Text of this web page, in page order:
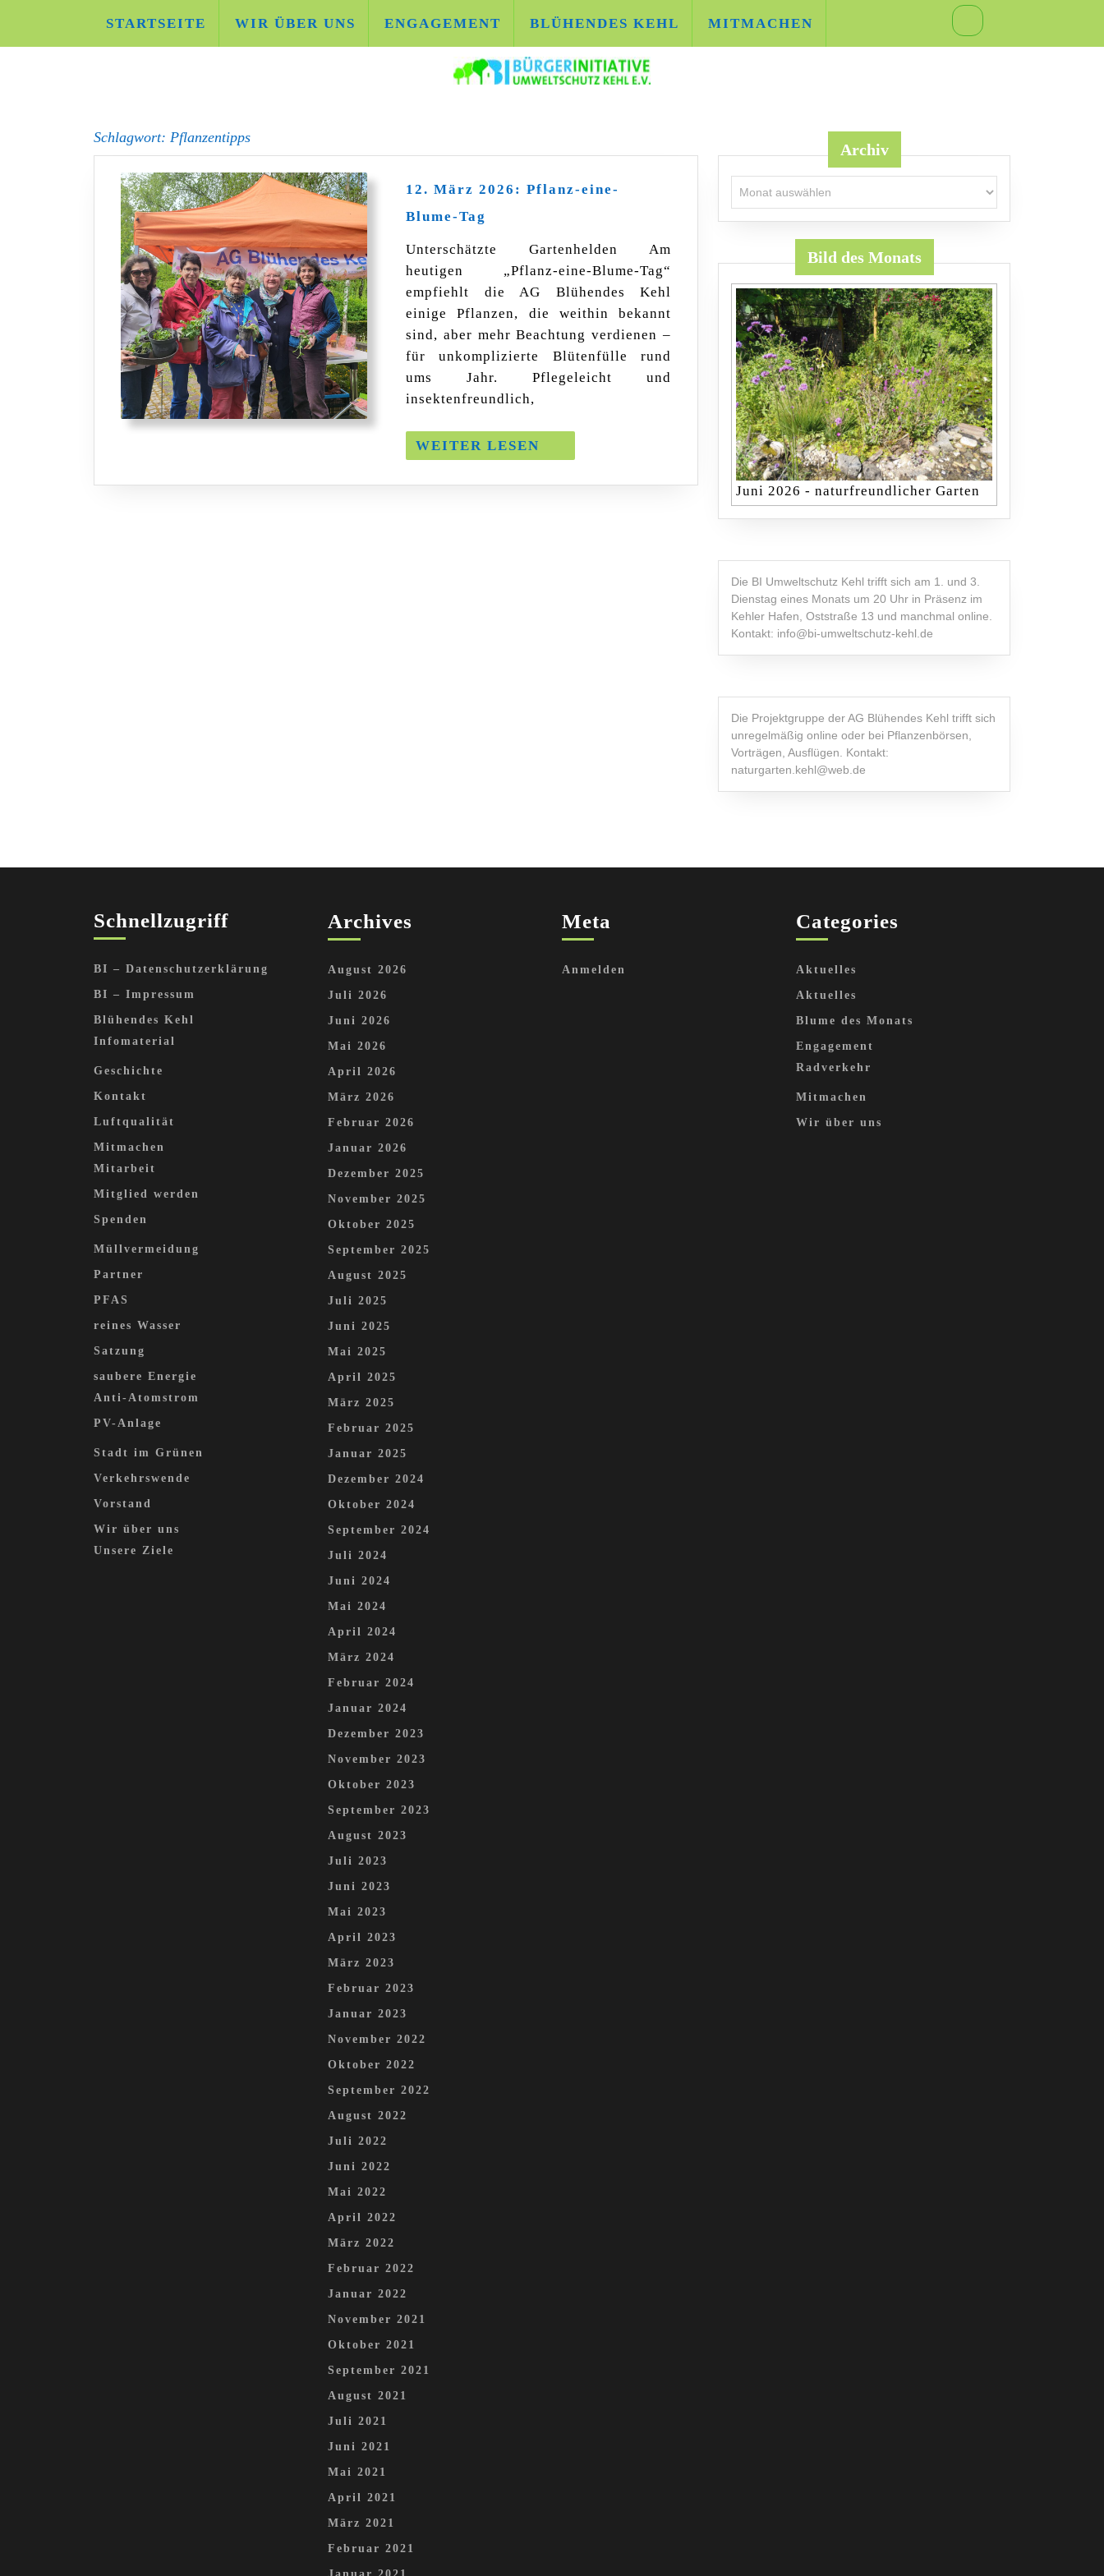
content
STARTSEITE WIR ÜBER UNS ENGAGEMENT BLÜHENDES KEHL MITMACHEN
Schlagwort: Pflanzentipps
12. März 2026: Pflanz-eine-
Blume-Tag
Pflanz-
eine-
Blume-
Unterschätzte Gartenhelden Am
heutigen „Pflanz-eine-Blume-Tag“
empfiehlt die AG Blühendes Kehl
einige Pflanzen, die weithin bekannt
sind, aber mehr Beachtung verdienen –
für unkomplizierte Blütenfülle rund
ums Jahr. Pflegeleicht und
insektenfreundlich,
WEITER LESEN
Archiv
Bild des Monats
Juni 2026 - naturfreundlicher Garten
Die BI Umweltschutz Kehl trifft sich am 1. und 3.
Dienstag eines Monats um 20 Uhr in Präsenz im
Kehler Hafen, Oststraße 13 und manchmal online.
Kontakt: info@bi-umweltschutz-kehl.de
Die Projektgruppe der AG Blühendes Kehl trifft sich
unregelmäßig online oder bei Pflanzenbörsen,
Vorträgen, Ausflügen. Kontakt:
naturgarten.kehl@web.de
Schnellzugriff
BI – Datenschutzerklärung
BI – Impressum
Blühendes Kehl
Infomaterial
Geschichte
Kontakt
Luftqualität
Mitmachen
Mitarbeit
Mitglied werden
Spenden
Müllvermeidung
Partner
PFAS
reines Wasser
Satzung
saubere Energie
Anti-Atomstrom
PV-Anlage
Stadt im Grünen
Verkehrswende
Vorstand
Wir über uns
Unsere Ziele
Archives
August 2026
Juli 2026
Juni 2026
Mai 2026
April 2026
März 2026
Februar 2026
Januar 2026
Dezember 2025
November 2025
Oktober 2025
September 2025
August 2025
Juli 2025
Juni 2025
Mai 2025
April 2025
März 2025
Februar 2025
Januar 2025
Dezember 2024
Oktober 2024
September 2024
Juli 2024
Juni 2024
Mai 2024
April 2024
März 2024
Februar 2024
Januar 2024
Dezember 2023
November 2023
Oktober 2023
September 2023
August 2023
Juli 2023
Juni 2023
Mai 2023
April 2023
März 2023
Februar 2023
Januar 2023
November 2022
Oktober 2022
September 2022
August 2022
Juli 2022
Juni 2022
Mai 2022
April 2022
März 2022
Februar 2022
Januar 2022
November 2021
Oktober 2021
September 2021
August 2021
Juli 2021
Juni 2021
Mai 2021
April 2021
März 2021
Februar 2021
Meta
Anmelden
Categories
Aktuelles
Aktuelles
Blume des Monats
Engagement
Radverkehr
Mitmachen
Wir über uns